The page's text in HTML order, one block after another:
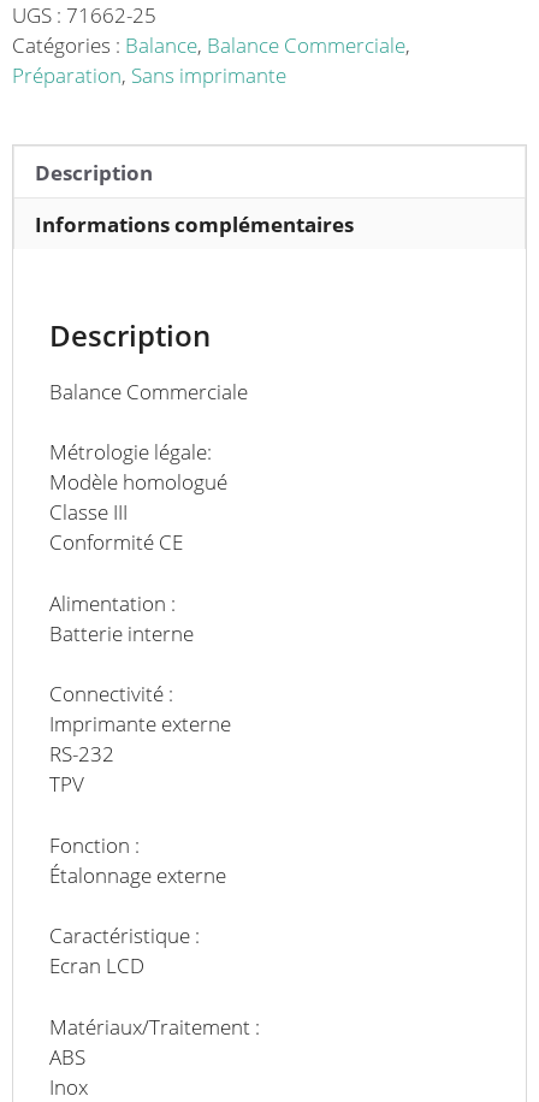
homologable
XFOC+30RS
UGS : 71662-25
Catégories : Balance, Balance Commerciale,
Préparation, Sans imprimante
Description
Informations complémentaires
Description
Balance Commerciale
Métrologie légale:
Modèle homologué
Classe III
Conformité CE
Alimentation :
Batterie interne
Connectivité :
Imprimante externe
RS-232
TPV
Fonction :
Étalonnage externe
Caractéristique :
Ecran LCD
Matériaux/Traitement :
ABS
Inox